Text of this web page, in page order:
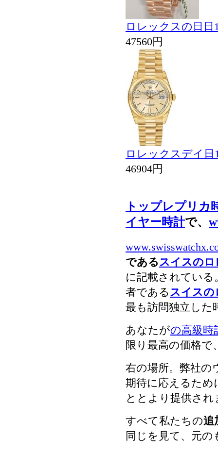
ロレックスの日日
47560円
ロレックスデイ日
46904円
トップレプリカ
イヤー時計で、
であるスイスの
に記載されてい
者である スイスの
最も訪問独立した
あなたがの高級時
限り最高の価格
右の場所。弊社
期待に応えるため
ととより提供され
すべて私たちの追
同じを見て、元